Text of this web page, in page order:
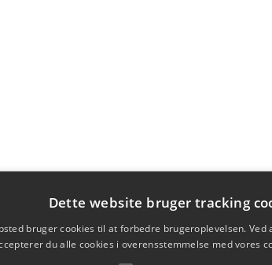
Dette website bruger tracking
bruger cookies til at forbedre brugeroplevelsen. Ved
du alle cookies i overensstemmelse med vores